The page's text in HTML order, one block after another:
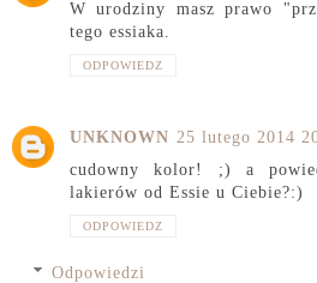
W urodziny masz prawo
tego essiaka.
ODPOWIEDZ
UNKNOWN 25 lutego 2014
cudowny kolor! ;) a
lakierów od Essie u Ciebie?:)
ODPOWIEDZ
Odpowiedzi